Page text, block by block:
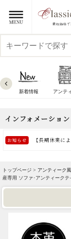
新着情報 アンテ
トップページ > アンティーク
産専用 ソファ･アンティーク